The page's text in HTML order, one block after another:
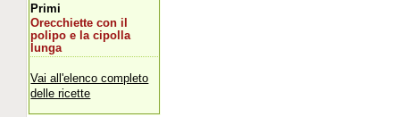
Primi
Orecchiette con il
polipo e la cipolla
lunga
Vai all'elenco completo
delle ricette